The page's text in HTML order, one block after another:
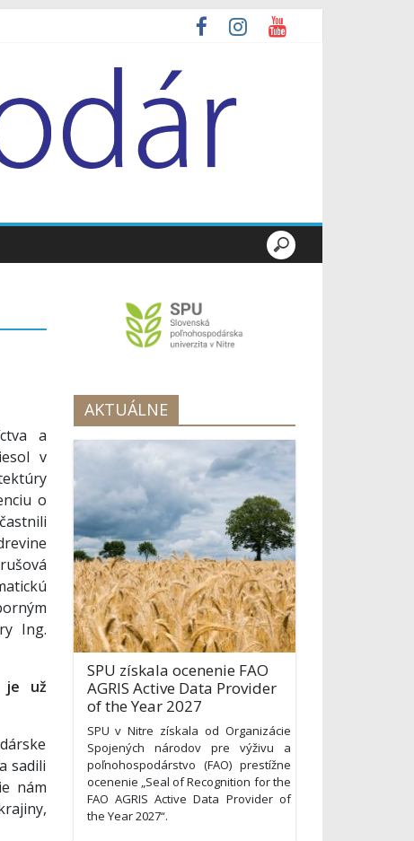
a
v
o
Ing.
je už
sadili
nám
AKTUÁLNE
SPU získala ocenenie FAO
AGRIS Active Data Provider
of the Year 2027
SPU v Nitre získala od Organizácie
Spojených národov pre výživu a
poľnohospodárstvo (FAO) prestížne
ocenenie „Seal of Recognition for the
FAO AGRIS Active Data Provider of
the Year 2027“.